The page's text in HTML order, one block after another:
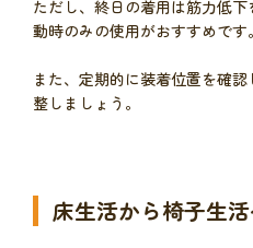
ただし、終日の着用は筋力低
動時のみの使用がおすすめです。
また、定期的に装着位置を確
整しましょう。
床生活から椅子生